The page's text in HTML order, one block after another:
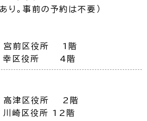
り。事前の予約は不要）
宮前区役所 1階
幸区役所 4階
高津区役所 2階
崎区役所 12階